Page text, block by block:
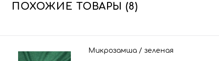
ПОХОЖИЕ ТОВАРЫ (8)
Микрозамша / зеленая